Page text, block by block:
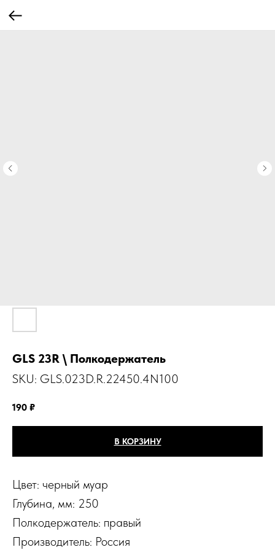
GLS 23R \ Полкодержатель
SKU: GLS.023D.R.22450.4N100
190 ₽
В КОРЗИНУ
Цвет: черный муар
Глубина, мм: 250
Полкодержатель: правый
Производитель: Россия